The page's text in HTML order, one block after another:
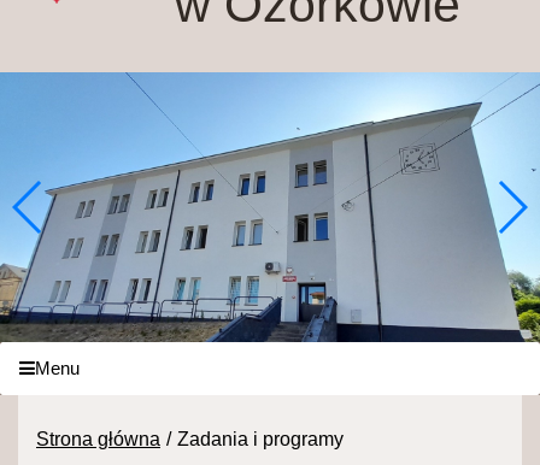
Menu
Strona główna Zadania i programy